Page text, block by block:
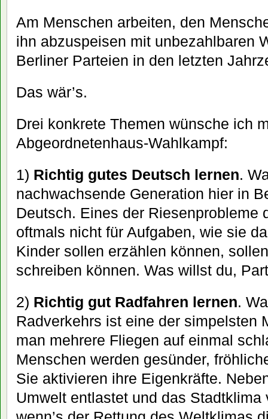
Am Menschen arbeiten, den
ihn abzuspeisen mit unbezahlbaren
Berliner Parteien in den letzten
Das wär’s.
Drei konkrete Themen wünsche ich
Abgeordnetenhaus-Wahlkampf:
1) Richtig gutes Deutsch lernen.
nachwachsende Generation hier in
Deutsch. Eines der Riesenprobleme
oftmals nicht für Aufgaben, wie sie
Kinder sollen erzählen können,
schreiben können. Was willst du,
2) Richtig gut Radfahren lernen.
Radverkehrs ist eine der simpelsten
man mehrere Fliegen auf einmal
Menschen werden gesünder,
Sie aktivieren ihre Eigenkräfte.
Umwelt entlastet und das